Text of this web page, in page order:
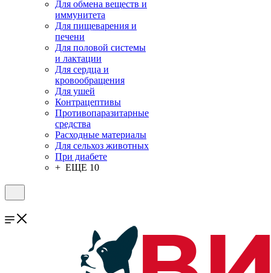
Для обмена веществ и
иммунитета
Для пищеварения и
печени
Для половой системы
и лактации
Для сердца и
кровообращения
Для ушей
Контрацептивы
Противопаразитарные
средства
Расходные материалы
Для сельхоз животных
При диабете
+ ЕЩЕ 10